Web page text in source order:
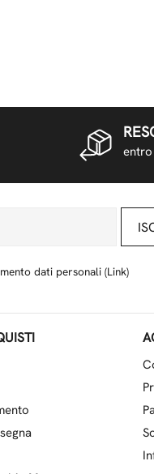
dati personali (Link)